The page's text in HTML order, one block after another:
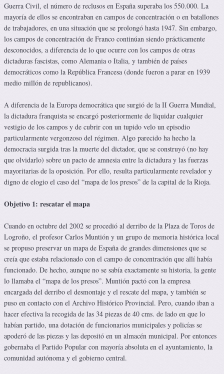
Guerra Civil, el número de reclusos en España superaba los 550.000. La
mayoría de ellos se encontraban en campos de concentración o en batallones
de trabajadores, en una situación que se prolongó hasta 1947. Sin embargo,
los campos de concentración de Franco continúan siendo prácticamente
desconocidos, a diferencia de lo que ocurre con los campos de otras
dictaduras fascistas, como Alemania o Italia, y también de países
democráticos como la República Francesa (donde fueron a parar en 1939
medio millón de republicanos).
A diferencia de la Europa democrática que surgió de la II Guerra Mundial,
la dictadura franquista se encargó posteriormente de liquidar cualquier
vestigio de los campos y de cubrir con un tupido velo un episodio
particularmente vergonzoso del régimen. Algo parecido ha hecho la
democracia surgida tras la muerte del dictador, que se construyó (no hay
que olvidarlo) sobre un pacto de amnesia entre la dictadura y las fuerzas
mayoritarias de la oposición. Por ello, resulta particularmente revelador y
digno de elogio el caso del “mapa de los presos” de la capital de la Rioja.
Objetivo 1: rescatar el mapa
Cuando en octubre del 2002 se procedió al derribo de la Plaza de Toros de
Logroño, el profesor Carlos Muntión y un grupo de memoria histórica local
se propuso preservar un mapa de España de grandes dimensiones que se
creía que estaba relacionado con el campo de concentración que allí había
funcionado. De hecho, aunque no se sabía exactamente su historia, la gente
lo llamaba el “mapa de los presos”. Muntión pactó con la empresa
encargada del derribo el desmontaje y el rescate del mapa, y también se
puso en contacto con el Archivo Histórico Provincial. Pero, cuando iban a
hacer efectiva la recogida de las 34 piezas de 40 cms. de lado en que lo
habían partido, una dotación de funcionarios municipales y policías se
apoderó de las piezas y las depositó en un almacén municipal. Por entonces
gobernaba el Partido Popular con mayoría absoluta en el ayuntamiento, la
comunidad autónoma y el gobierno central.